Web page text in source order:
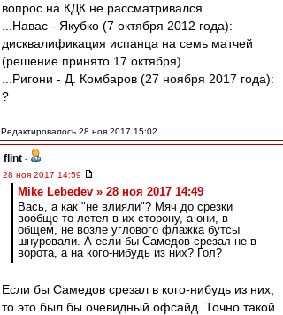
вопрос на КДК не рассматривался.
...Навас - Якубко (7 октября 2012 года):
дисквалификация испанца на семь матчей
(решение принято 17 октября).
...Ригони - Д. Комбаров (27 ноября 2017 года):
?
Редактировалось 28 ноя 2017 15:02
flint -
28 ноя 2017 14:59
Mike Lebedev » 28 ноя 2017 14:49
Вась, а как "не влияли"? Мяч до срезки
вообще-то летел в их сторону, а они, в
общем, не возле углового флажка бутсы
шнуровали. А если бы Самедов срезал не в
ворота, а на кого-нибудь из них? Гол?
Если бы Самедов срезал в кого-нибудь из них,
то это был бы очевидный офсайд. Точно такой